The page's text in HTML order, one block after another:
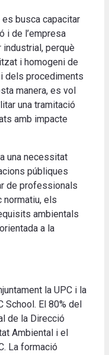
busca capacitar
i de l’empresa
perquè
i homogeni de
dels procediments
manera, es vol
una tramitació
amb impacte
una necessitat
públiques
de professionals
normatiu, els
ambientals
a la
la UPC i la
El 80% del
de la Direcció
Ambiental i el
La formació